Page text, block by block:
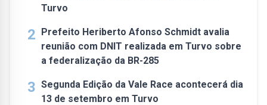
Turvo
2 Prefeito Heriberto Afonso Schmidt avalia
reunião com DNIT realizada em Turvo sobre
a federalização da BR-285
3 Segunda Edição da Vale Race acontecerá dia
13 de setembro em Turvo